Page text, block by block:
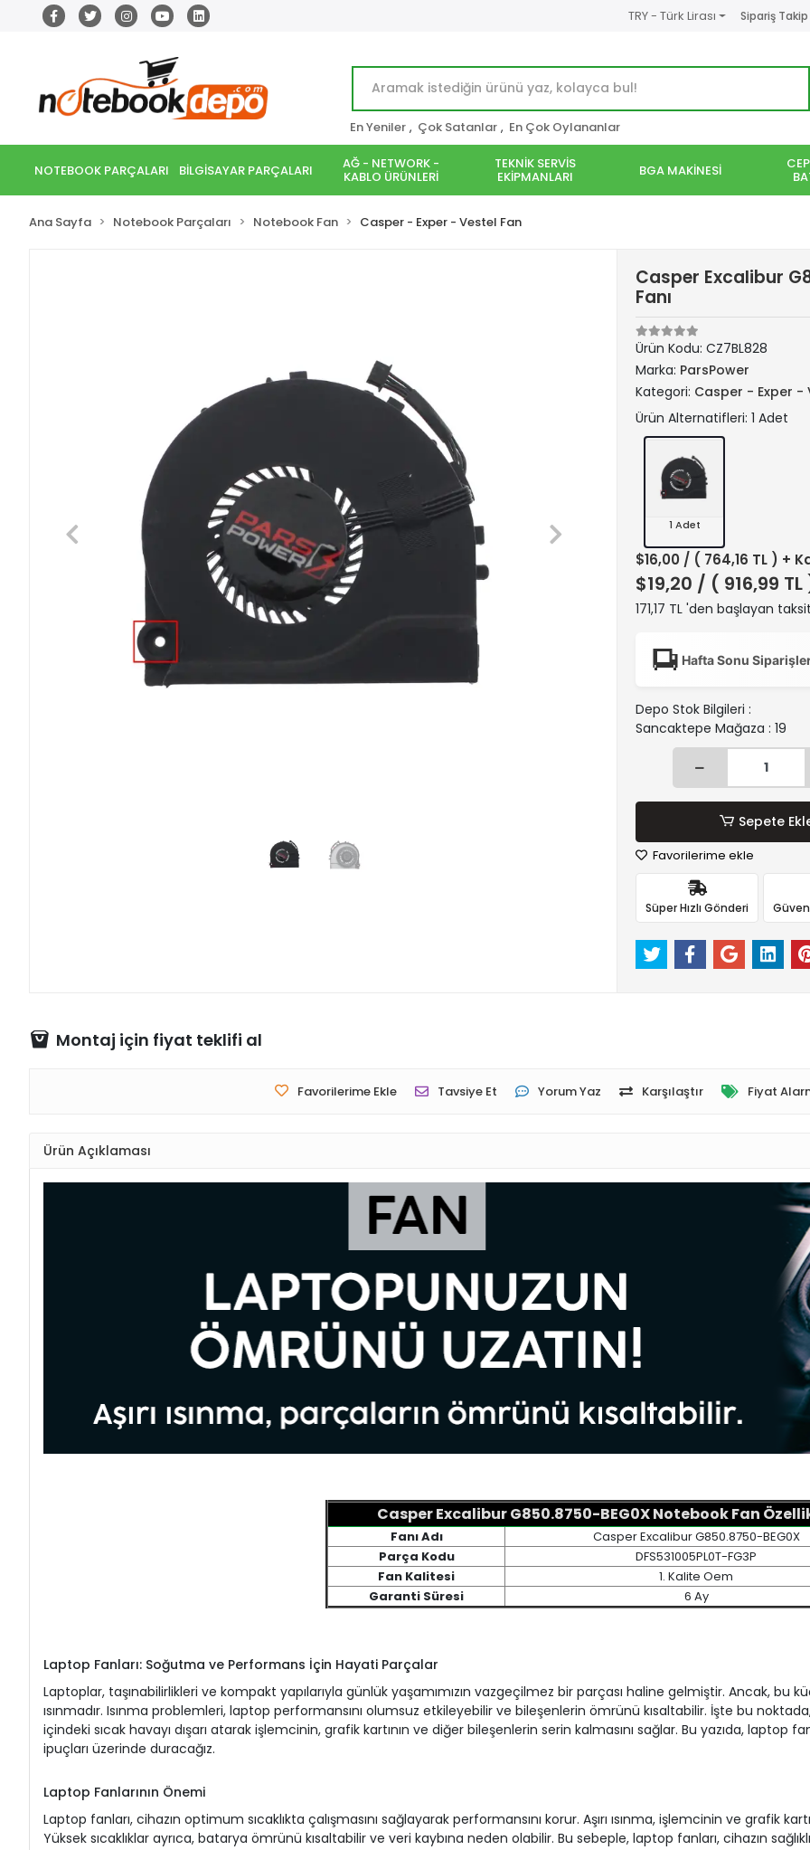
TRY - Türk Lirası Sipariş Takip
En Yeniler , Çok Satanlar , En Çok Oylananlar
NOTEBOOK PARÇALARI BİLGİSAYAR PARÇALARI AĞ - NETWORK -
KABLO ÜRÜNLERİ
TEKNİK SERVİS
EKİPMANLARI BGA MAKİNESİ
Ana Sayfa Notebook Parçaları Notebook Fan Casper - Exper - Vestel Fan
Casper Excalibur
Fanı
Ürün Kodu: CZ7BL828
Marka: ParsPower
Kategori: Casper - Exper -
Ürün Alternatifleri: 1 Adet
1 Adet
$16,00 / ( 764,16 TL ) +
$19,20 / ( 916,99
171,17 TL 'den başlayan
Hafta Sonu
Depo Stok Bilgileri :
Sancaktepe Mağaza : 19
Sepete
Favorilerime ekle
Süper Hızlı Gönderi
Montaj için fiyat teklifi al
Favorilerime Ekle Tavsiye Et Yorum Yaz Karşılaştır Fiyat
Ürün Açıklaması
Casper Excalibur G850.8750-BEG0X Notebook Fan
Fanı Adı
Casper Excalibur G850.8750-BEG0X
Parça Kodu
DFS531005PL0T-FG3P
Fan Kalitesi
1. Kalite Oem
Garanti Süresi
6 Ay
Laptop Fanları: Soğutma ve Performans İçin Hayati Parçalar
Laptoplar, taşınabilirlikleri ve kompakt yapılarıyla günlük yaşamımızın vazgeçilmez bir parçası haline gelmiştir. Ancak, bu
ısınmadır. Isınma problemleri, laptop performansını olumsuz etkileyebilir ve bileşenlerin ömrünü kısaltabilir. İşte bu
içindeki sıcak havayı dışarı atarak işlemcinin, grafik kartının ve diğer bileşenlerin serin kalmasını sağlar. Bu yazıda, laptop
ipuçları üzerinde duracağız.
Laptop Fanlarının Önemi
Laptop fanları, cihazın optimum sıcaklıkta çalışmasını sağlayarak performansını korur. Aşırı ısınma, işlemcinin ve grafik
Yüksek sıcaklıklar ayrıca, batarya ömrünü kısaltabilir ve veri kaybına neden olabilir. Bu sebeple, laptop fanları, cihazın